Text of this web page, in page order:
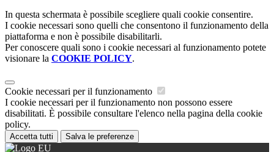
In questa schermata è possibile scegliere quali cookie consentire.
I cookie necessari sono quelli che consentono il funzionamento della
piattaforma e non è possibile disabilitarli.
Per conoscere quali sono i cookie necessari al funzionamento potete
visionare la COOKIE POLICY.
Cookie necessari per il funzionamento
I cookie necessari per il funzionamento non possono essere
disabilitati. È possibile consultare l'elenco nella pagina della cookie
policy.
Accetta tutti Salva le preferenze